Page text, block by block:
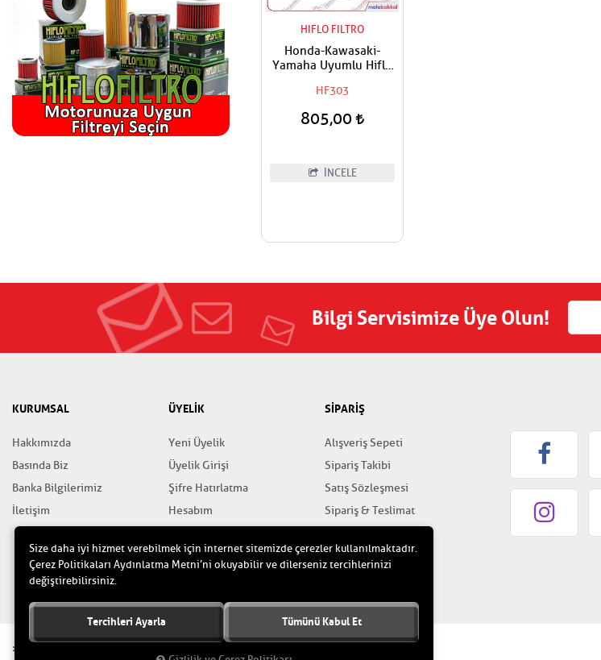
HIFLO FILTRO
Honda-Kawasaki-
Yamaha Uyumlu Hiflo
HF303
805,00
İNCELE
Bilgi Servisimize Üye Olun!
KURUMSAL
Hakkımızda
Basında Biz
Banka Bilgilerimiz
İletişim
ÜYELİK
Yeni Üyelik
Üyelik Girişi
Şifre Hatırlatma
Hesabım
SİPARİŞ
Alışveriş Sepeti
Sipariş Takibi
Satış Sözleşmesi
Sipariş & Teslimat
Yardım
>
Size daha iyi hizmet verebilmek için internet sitemizde çerezler kullanılmaktadır.
Çerez Politikaları Aydınlatma Metni’ni okuyabilir ve dilerseniz tercihlerinizi
değiştirebilirsiniz.
Tercihleri Ayarla Tümünü Kabul Et